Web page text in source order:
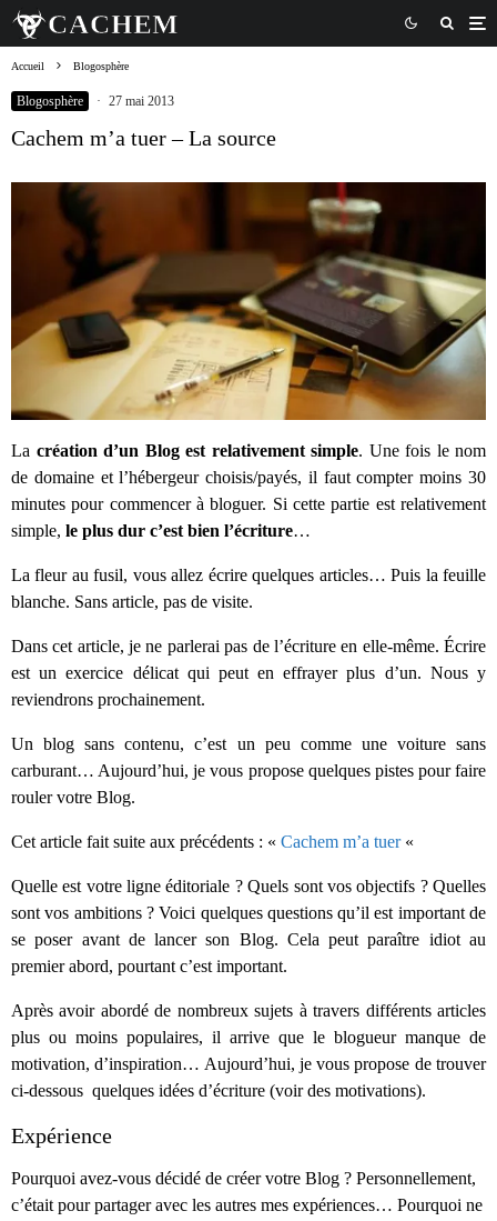
Accueil Blogosphère
Blogosphère · 27 mai 2013
Cachem m’a tuer – La source
La création d’un Blog est relativement simple. Une fois le nom
de domaine et l’hébergeur choisis/payés, il faut compter moins 30
minutes pour commencer à bloguer. Si cette partie est relativement
simple, le plus dur c’est bien l’écriture…
La fleur au fusil, vous allez écrire quelques articles… Puis la feuille
blanche. Sans article, pas de visite.
Dans cet article, je ne parlerai pas de l’écriture en elle-même. Écrire
est un exercice délicat qui peut en effrayer plus d’un. Nous y
reviendrons prochainement.
Un blog sans contenu, c’est un peu comme une voiture sans
carburant… Aujourd’hui, je vous propose quelques pistes pour faire
rouler votre Blog.
Cet article fait suite aux précédents : « Cachem m’a tuer«
Quelle est votre ligne éditoriale ? Quels sont vos objectifs ? Quelles
sont vos ambitions ? Voici quelques questions qu’il est important de
se poser avant de lancer son Blog. Cela peut paraître idiot au
premier abord, pourtant c’est important.
Après avoir abordé de nombreux sujets à travers différents articles
plus ou moins populaires, il arrive que le blogueur manque de
motivation, d’inspiration… Aujourd’hui, je vous propose de trouver
ci-dessous quelques idées d’écriture (voir des motivations).
Expérience
Pourquoi avez-vous décidé de créer votre Blog ? Personnellement,
c’était pour partager avec les autres mes expériences… Pourquoi ne